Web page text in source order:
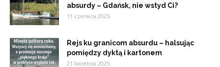
absurdy – Gdańsk, nie wstyd Ci?
11 czerwca 2025
Rejs ku granicom absurdu – halsując
pomiędzy dyktą i kartonem
21 kwietnia 2025